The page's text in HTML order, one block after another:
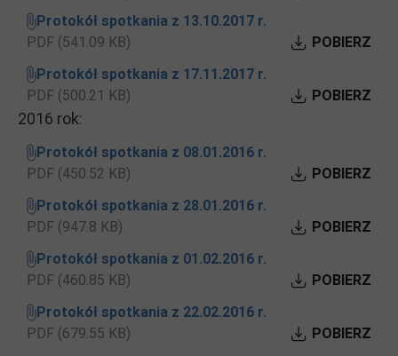
Protokół spotkania z 13.10.2017 r.
PDF (541.09 KB)
POBIERZ
Protokół spotkania z 17.11.2017 r.
PDF (500.21 KB)
POBIERZ
2016 rok:
Protokół spotkania z 08.01.2016 r.
PDF (450.52 KB)
POBIERZ
Protokół spotkania z 28.01.2016 r.
PDF (947.8 KB)
POBIERZ
Protokół spotkania z 01.02.2016 r.
PDF (460.85 KB)
POBIERZ
Protokół spotkania z 22.02.2016 r.
PDF (679.55 KB)
POBIERZ